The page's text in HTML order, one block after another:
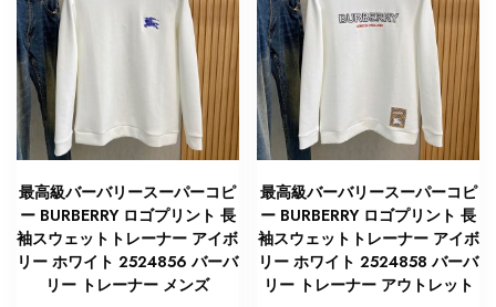
最高級バーバリースーパーコピ
ー BURBERRY ロゴプリント 長
袖スウェットトレーナー アイボ
リー ホワイト 2524856 バーバ
リー トレーナー メンズ
最高級バーバリースーパーコピ
ー BURBERRY ロゴプリント 長
袖スウェットトレーナー アイボ
リー ホワイト 2524858 バーバ
リー トレーナー アウトレット